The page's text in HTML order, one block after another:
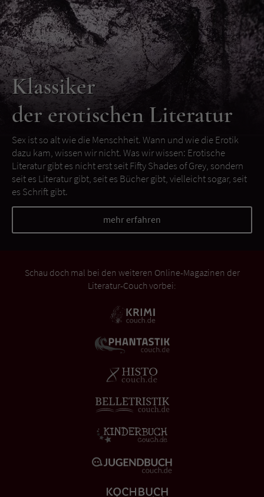
Klassiker
der erotischen Literatur
Sex ist so alt wie die Menschheit. Wann und wie die Erotik
dazu kam, wissen wir nicht. Was wir wissen: Erotische
Literatur gibt es nicht erst seit Fifty Shades of Grey, sondern
seit es Literatur gibt, seit es Bücher gibt, vielleicht sogar, seit
es Schrift gibt.
mehr erfahren
Schau doch mal bei den weiteren Online-Magazinen der
Literatur-Couch vorbei: